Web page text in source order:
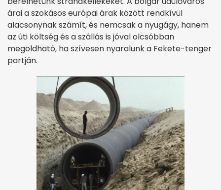
árai a szokásos európai árak között rendkívül
alacsonynak számít, és nemcsak a nyugágy, hanem
az úti költség és a szállás is jóval olcsóbban
megoldható, ha szívesen nyaralunk a Fekete-tenger
partján.